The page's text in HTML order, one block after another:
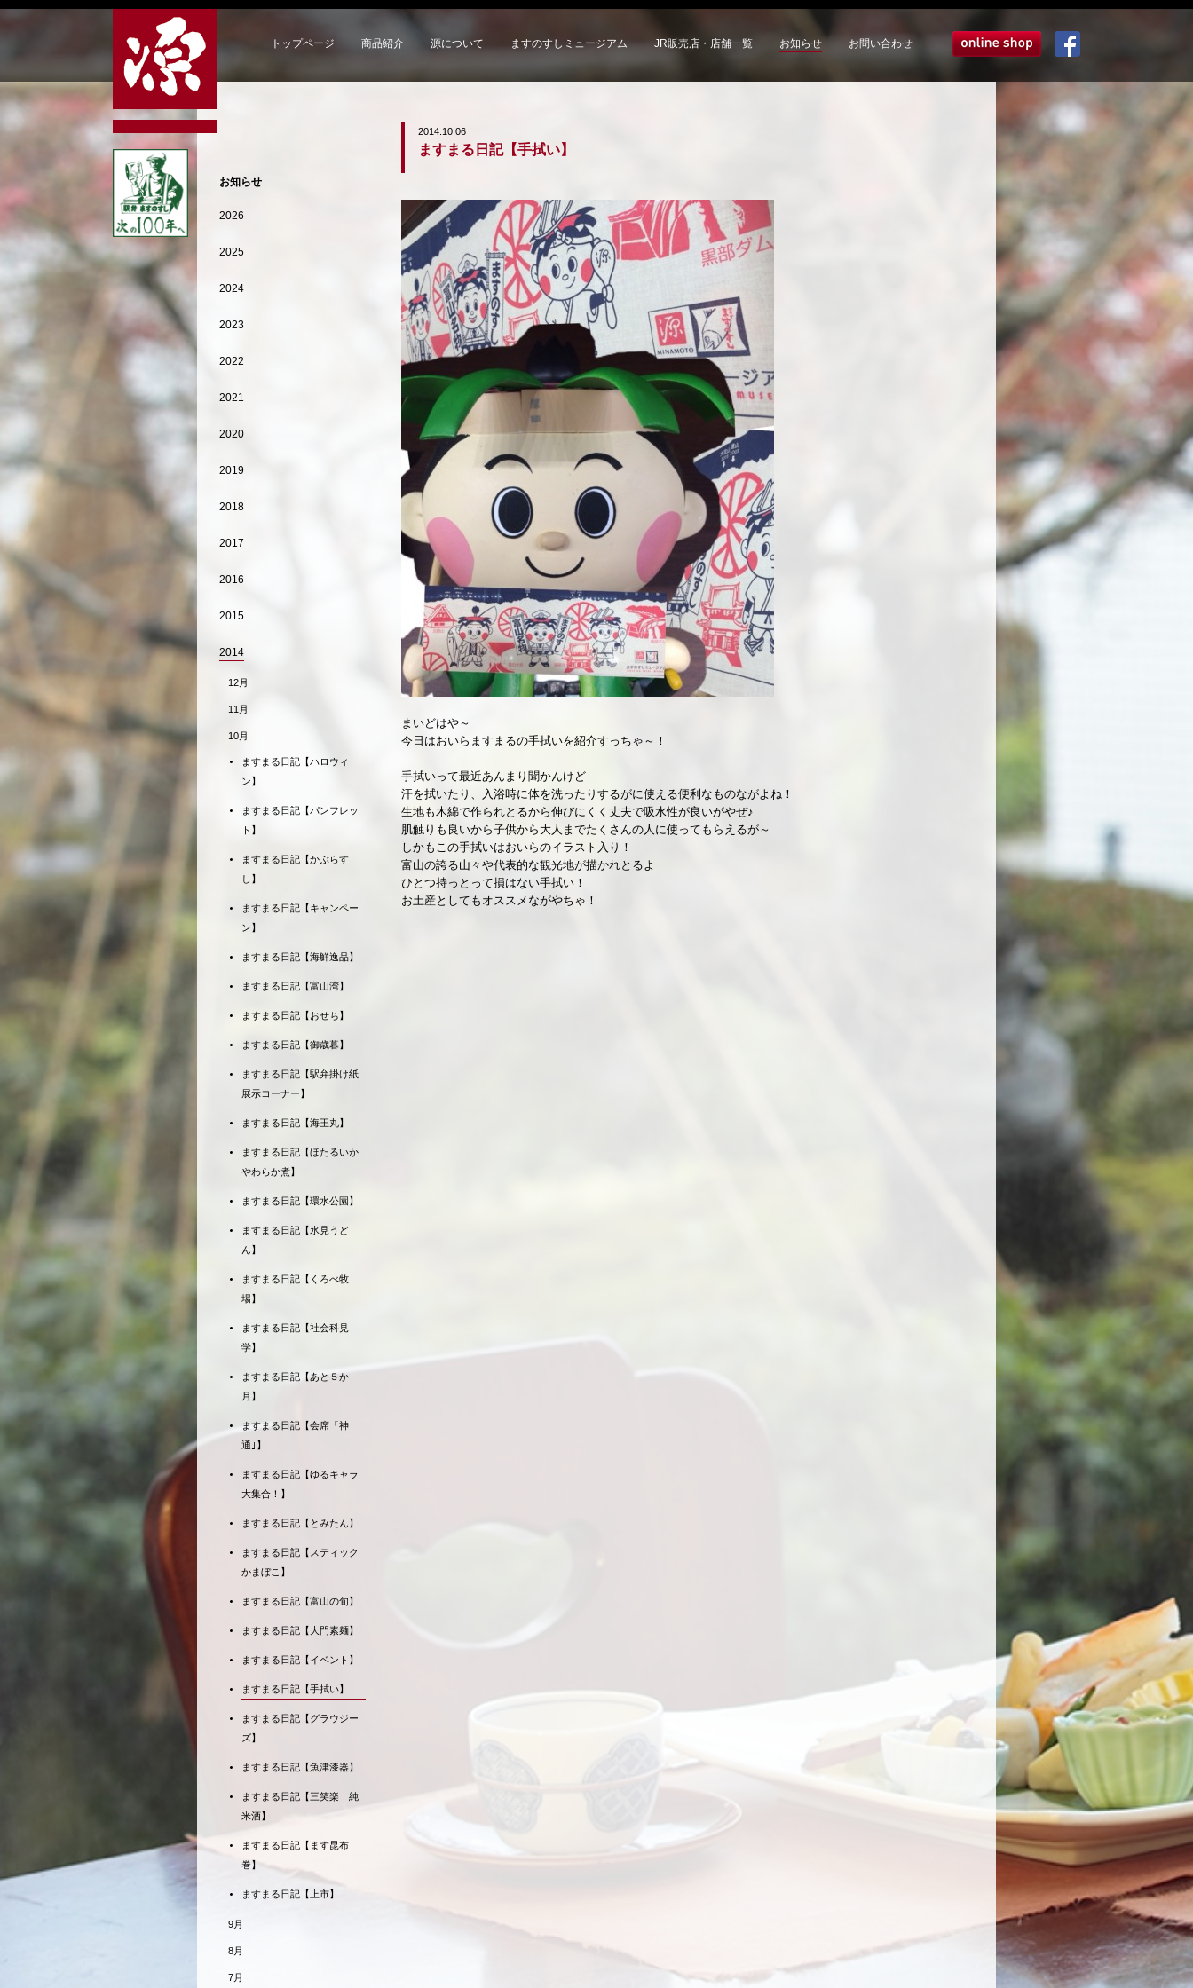
トップページ 商品紹介 源について ますのすしミュージアム JR販売店・店舗一覧 お知らせ お問い合わせ オンラインショップ
2014.10.06
ますまる日記【手拭い】
まいどはや～
今日はおいらますまるの手拭いを紹介すっちゃ～！
手拭いって最近あんまり聞かんけど
汗を拭いたり、入浴時に体を洗ったりするがに使える便利なものながよね！
生地も木綿で作られとるから伸びにくく丈夫で吸水性が良いがやぜ♪
肌触りも良いから子供から大人までたくさんの人に使ってもらえるが～
しかもこの手拭いはおいらのイラスト入り！
富山の誇る山々や代表的な観光地が描かれとるよ
ひとつ持っとって損はない手拭い！
お土産としてもオススメながやちゃ！
お知らせ
2026
2025
2024
2023
2022
2021
2020
2019
2018
2017
2016
2015
2014
12月
11月
10月
ますまる日記【ハロウィ
ン】
ますまる日記【パンフレッ
ト】
ますまる日記【かぶらす
し】
ますまる日記【キャンペー
ン】
ますまる日記【海鮮逸品】
ますまる日記【富山湾】
ますまる日記【おせち】
ますまる日記【御歳暮】
ますまる日記【駅弁掛け紙
展示コーナー】
ますまる日記【海王丸】
ますまる日記【ほたるいか
やわらか煮】
ますまる日記【環水公園】
ますまる日記【氷見うど
ん】
ますまる日記【くろべ牧
場】
ますまる日記【社会科見
学】
ますまる日記【あと５か
月】
ますまる日記【会席「神
通｣】
ますまる日記【ゆるキャラ
大集合！】
ますまる日記【とみたん】
ますまる日記【スティック
かまぼこ】
ますまる日記【富山の旬】
ますまる日記【大門素麺】
ますまる日記【イベント】
ますまる日記【手拭い】
ますまる日記【グラウジー
ズ】
ますまる日記【魚津漆器】
ますまる日記【三笑楽 純
米酒】
ますまる日記【ます昆布
巻】
ますまる日記【上市】
9月
8月
7月